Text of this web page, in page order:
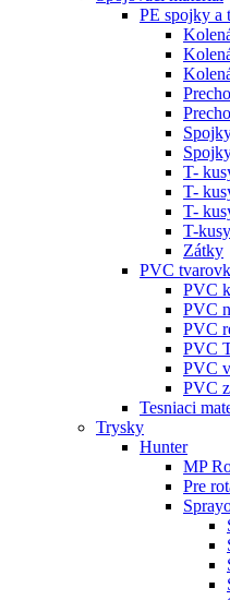
PE spojky a
T-
T-
T-
T-
Zátky
PVC
PVC
PVC
PVC
PVC
PVC
PVC
Tesniaci
Trysky
Hunter
MP
Pre